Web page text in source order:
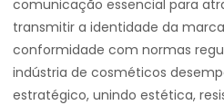
comunicação essencial para
transmitir a identidade da
conformidade com normas
indústria de cosméticos
estratégico, unindo estética,